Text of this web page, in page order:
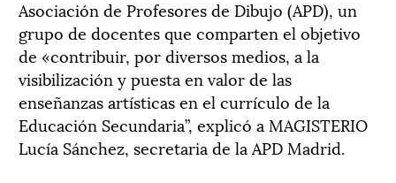
Asociación de Profesores de Dibujo (APD), un
grupo de docentes que comparten el objetivo
de «contribuir, por diversos medios, a la
visibilización y puesta en valor de las
enseñanzas artísticas en el currículo de la
Educación Secundaria”, explicó a MAGISTERIO
Lucía Sánchez, secretaria de la APD Madrid.